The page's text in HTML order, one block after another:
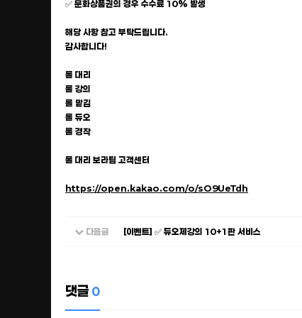
✅ 문화상품권의 경우 수수료 10% 발생
해당 사항 참고 부탁드립니다.
감사합니다!
롤 대리
롤 강의
롤 맡김
롤 듀오
롤 경작
롤 대리 보라팀 고객센터
https://open.kakao.com/o/sO9UeTdh
다음글 [이벤트] ✅ 듀오제강의 10+1판 서비스
댓글 0